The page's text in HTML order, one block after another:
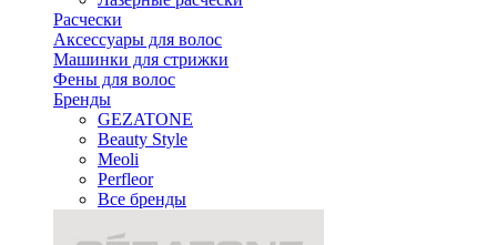
Расчески
Аксессуары для волос
Машинки для стрижки
Фены для волос
Бренды
GEZATONE
Beauty Style
Meoli
Perfleor
Все бренды